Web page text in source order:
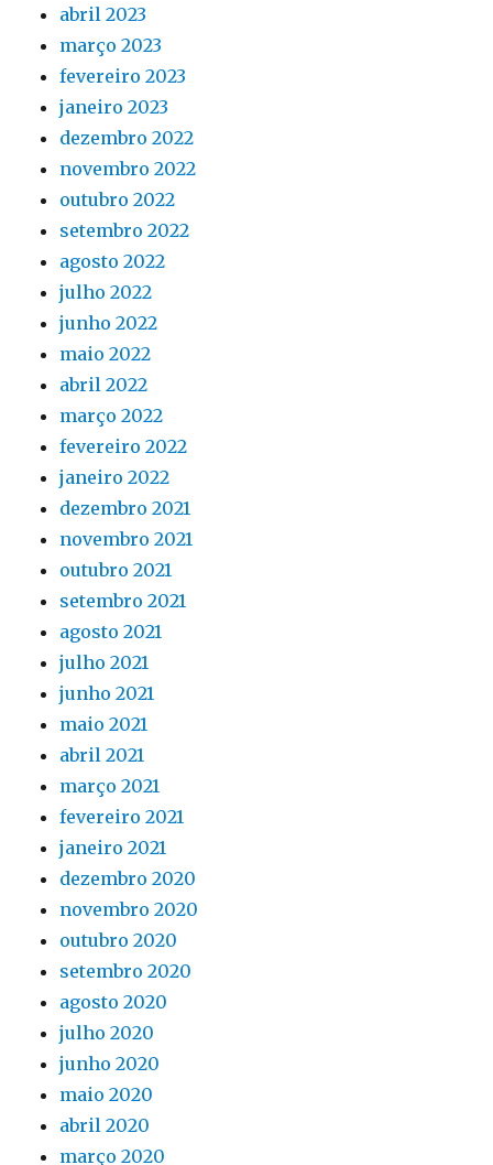
abril 2023
março 2023
fevereiro 2023
janeiro 2023
dezembro 2022
novembro 2022
outubro 2022
setembro 2022
agosto 2022
julho 2022
junho 2022
maio 2022
abril 2022
março 2022
fevereiro 2022
janeiro 2022
dezembro 2021
novembro 2021
outubro 2021
setembro 2021
agosto 2021
julho 2021
junho 2021
maio 2021
abril 2021
março 2021
fevereiro 2021
janeiro 2021
dezembro 2020
novembro 2020
outubro 2020
setembro 2020
agosto 2020
julho 2020
junho 2020
maio 2020
abril 2020
março 2020